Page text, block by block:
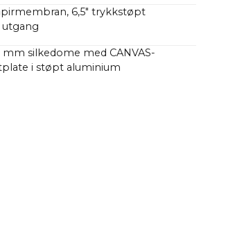
6,5" trykkstøpt
utgang
silkedome med CANVAS-
i støpt aluminium
noe som tyder på at de har